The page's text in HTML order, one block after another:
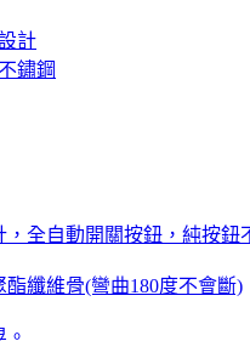
計
鏽鋼
全自動開關按鈕，純按鈕
纖維骨(彎曲180度不會斷)